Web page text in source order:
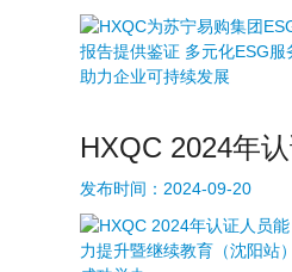
HXQC 2024年
发布时间： 2024-09-20